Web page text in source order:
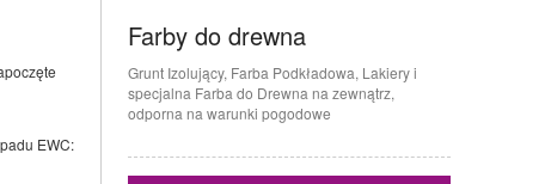
EWC:
Farby do drewna
Grunt Izolujący, Farba Podkładowa, Lakiery i
specjalna Farba do Drewna na zewnątrz,
odporna na warunki pogodowe